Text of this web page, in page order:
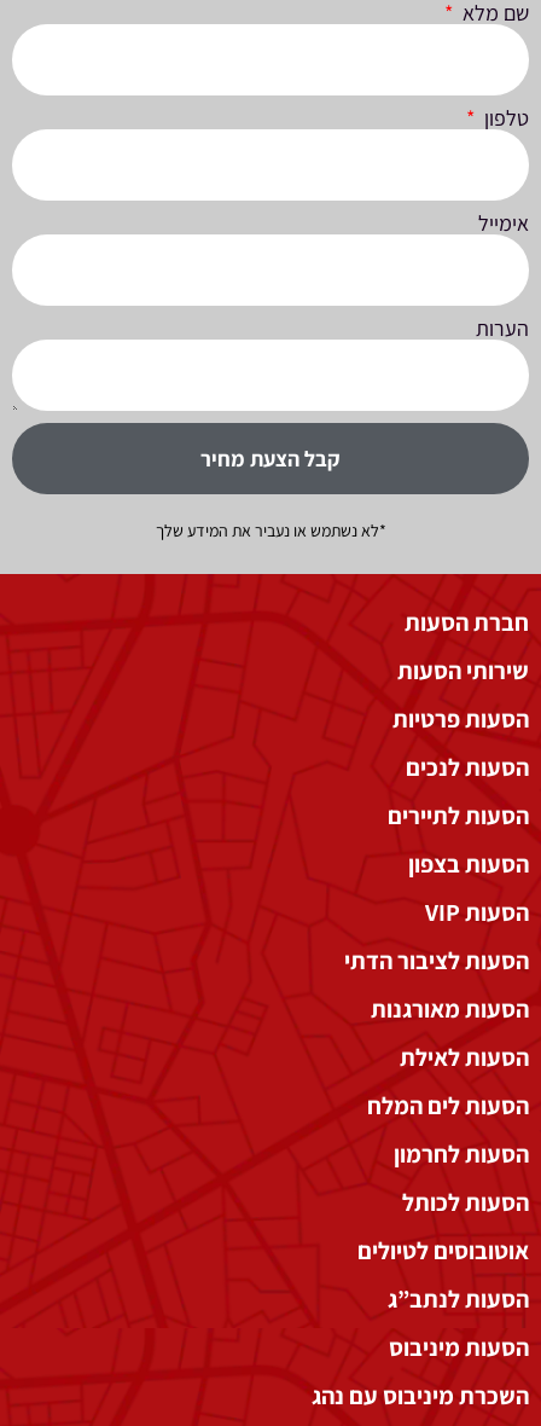
שם מלא
טלפון
אימייל
הערות
קבל הצעת מחיר
*לא נשתמש או נעביר את המידע שלך
חברת הסעות
שירותי הסעות
הסעות פרטיות
הסעות לנכים
הסעות לתיירים
הסעות בצפון
הסעות VIP
הסעות לציבור הדתי
הסעות מאורגנות
הסעות לאילת
הסעות לים המלח
הסעות לחרמון
הסעות לכותל
אוטובוסים לטיולים
הסעות לנתב”ג
הסעות מיניבוס
השכרת מיניבוס עם נהג